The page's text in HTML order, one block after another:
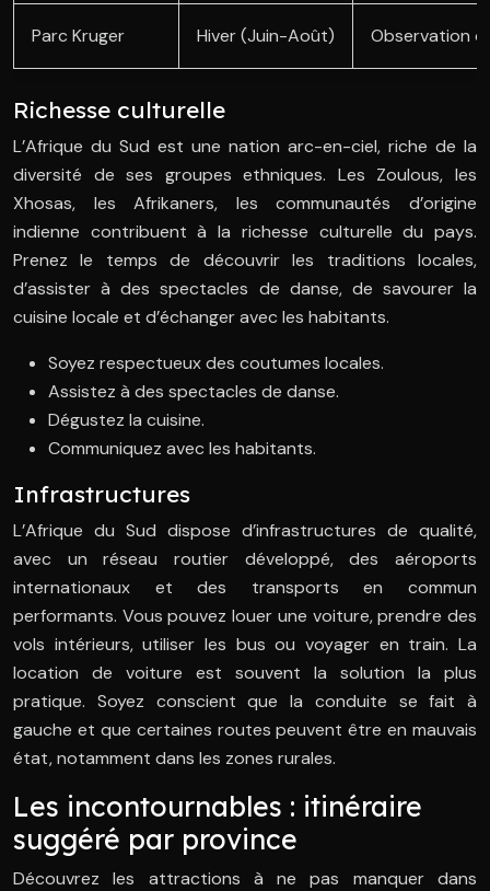
Parc Kruger Hiver (Juin-Août) Observation
Richesse culturelle
L’Afrique du Sud est une nation arc-en-ciel, riche de la
diversité de ses groupes ethniques. Les Zoulous, les
Xhosas, les Afrikaners, les communautés d’origine
indienne contribuent à la richesse culturelle du pays.
Prenez le temps de découvrir les traditions locales,
d’assister à des spectacles de danse, de savourer la
cuisine locale et d’échanger avec les habitants.
Soyez respectueux des coutumes locales.
Assistez à des spectacles de danse.
Dégustez la cuisine.
Communiquez avec les habitants.
Infrastructures
L’Afrique du Sud dispose d’infrastructures de qualité,
avec un réseau routier développé, des aéroports
internationaux et des transports en commun
performants. Vous pouvez louer une voiture, prendre des
vols intérieurs, utiliser les bus ou voyager en train. La
location de voiture est souvent la solution la plus
pratique. Soyez conscient que la conduite se fait à
gauche et que certaines routes peuvent être en mauvais
état, notamment dans les zones rurales.
Les incontournables : itinéraire
suggéré par province
Découvrez les attractions à ne pas manquer dans